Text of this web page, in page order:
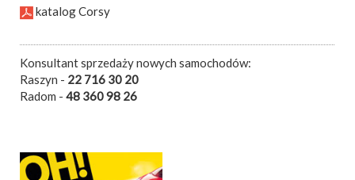
katalog Corsy
Konsultant sprzedaży nowych samochodów:
Raszyn - 22 716 30 20
Radom - 48 360 98 26